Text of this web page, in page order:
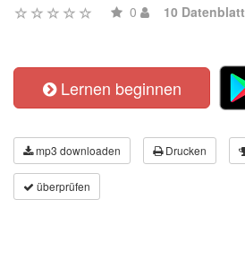
0 10 Datenblatt
Lernen beginnen
mp3 downloaden Drucken
überprüfen